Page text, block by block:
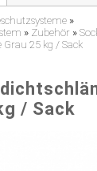
»
» Zubehör »
Grau 25 kg / Sack
/ Sack